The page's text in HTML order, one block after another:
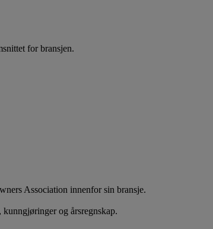
for bransjen.
Association innenfor sin bransje.
og årsregnskap.